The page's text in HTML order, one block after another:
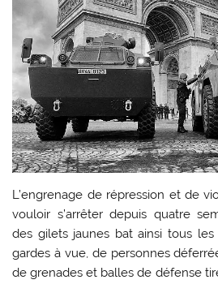
L’engrenage de répression et de
vouloir s’arrêter depuis quatre
des gilets jaunes bat ainsi tous
gardes à vue, de personnes
de grenades et balles de défense